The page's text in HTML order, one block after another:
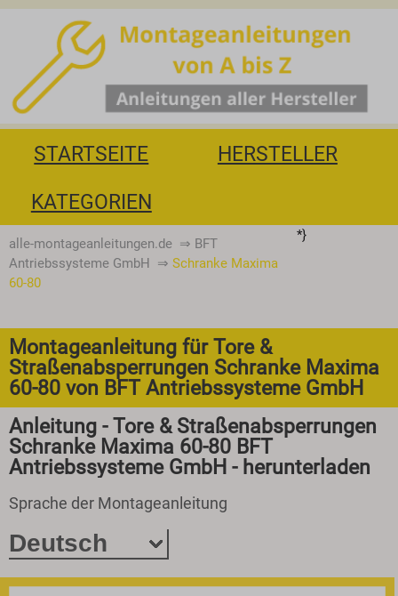
STARTSEITE
HERSTELLER
KATEGORIEN
alle-montageanleitungen.de ⇒ BFT
Antriebssysteme GmbH ⇒ Schranke Maxima
60-80
Montageanleitung für Tore &
Straßenabsperrungen Schranke Maxima
60-80 von BFT Antriebssysteme GmbH
Anleitung - Tore & Straßenabsperrungen
Schranke Maxima 60-80 BFT
Antriebssysteme GmbH - herunterladen
Sprache der Montageanleitung
*}